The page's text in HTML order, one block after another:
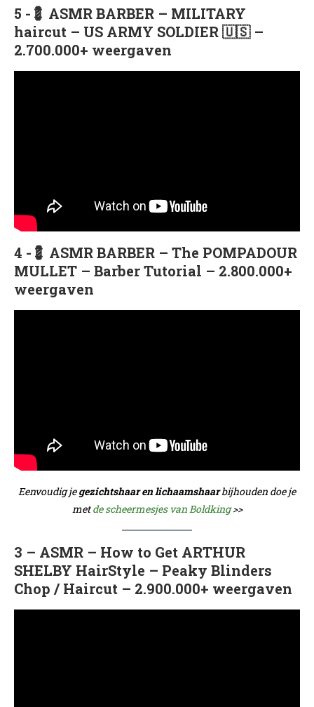
5 -💈 ASMR BARBER – MILITARY
haircut – US ARMY SOLDIER 🇺🇸 –
2.700.000+ weergaven
4 -💈 ASMR BARBER – The POMPADOUR
MULLET – Barber Tutorial – 2.800.000+
weergaven
Eenvoudig jegezichtshaar en lichaamshaarbijhouden doe je
metde scheermesjes van Boldking>>
3 – ASMR – How to Get ARTHUR
SHELBY HairStyle – Peaky Blinders
Chop / Haircut – 2.900.000+ weergaven